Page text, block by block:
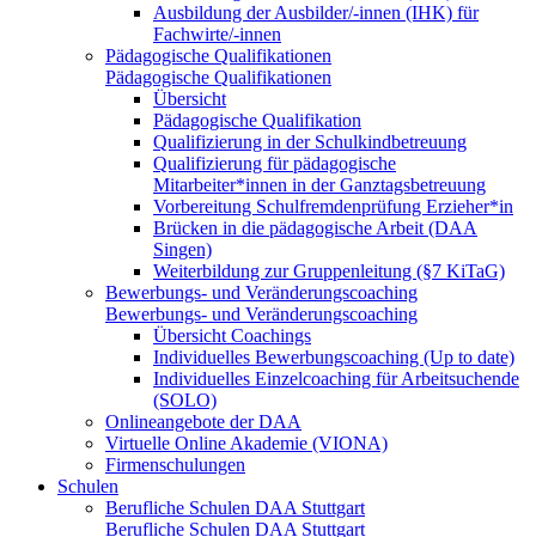
Ausbildung der Ausbilder/-innen (IHK) für
Fachwirte/-innen
Pädagogische Qualifikationen
Pädagogische Qualifikationen
Übersicht
Pädagogische Qualifikation
Qualifizierung in der Schulkindbetreuung
Qualifizierung für pädagogische
Mitarbeiter*innen in der Ganztagsbetreuung
Vorbereitung Schulfremdenprüfung Erzieher*in
Brücken in die pädagogische Arbeit (DAA
Singen)
Weiterbildung zur Gruppenleitung (§7 KiTaG)
Bewerbungs- und Veränderungscoaching
Bewerbungs- und Veränderungscoaching
Übersicht Coachings
Individuelles Bewerbungscoaching (Up to date)
Individuelles Einzelcoaching für Arbeitsuchende
(SOLO)
Onlineangebote der DAA
Virtuelle Online Akademie (VIONA)
Firmenschulungen
Schulen
Berufliche Schulen DAA Stuttgart
Berufliche Schulen DAA Stuttgart